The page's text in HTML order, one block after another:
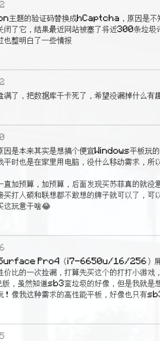
主题的验证码替换成hCaptcha，原因是
闭了它，结果最近网站被塞了将近300条垃圾
也整明白了一些情报
满了，把数据库干卡死了，希望没漏掉什么有
是本来其实是想搞个便宜Windows平板玩
平时也是在家里用电脑，没什么移动需求，所
直加预算，加预算，后面发现买苏菲真的就没
买打人硕和联想都不敢想的牌子就可以了，可
玩意干啥😂
Surface Pro4（i7-6650u/16/256）屏幕
价比的一次捡漏，打算先买这个的打打小游戏
虽然知道sb3蛮垃圾的好像，但是我就是想
！像我这种需求的高性能平板，好像也只有